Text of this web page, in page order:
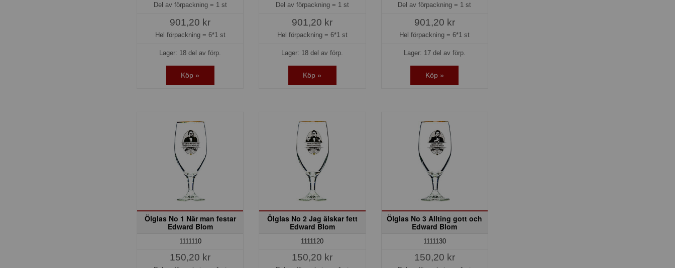
Del av förpackning = 1 st
901,20 kr
Hel förpackning = 6*1 st
Lager: 18 del av förp.
Köp »
Del av förpackning = 1 st
901,20 kr
Hel förpackning = 6*1 st
Lager: 18 del av förp.
Köp »
Del av förpackning = 1 st
901,20 kr
Hel förpackning =6*1 st
Lager: 17 del av förp.
Köp »
Ölglas No 1 När man festar
Edward Blom
1111110
150,20 kr
Ölglas No 2 Jag älskar fett
Edward Blom
1111120
150,20 kr
Ölglas No 3 Allting gott och
Edward Blom
1111130
150,20 kr